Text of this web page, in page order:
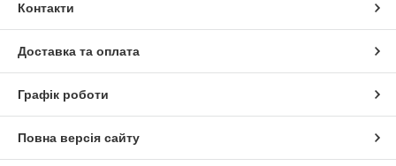
Контакти
Доставка та оплата
Графік роботи
Повна версія сайту